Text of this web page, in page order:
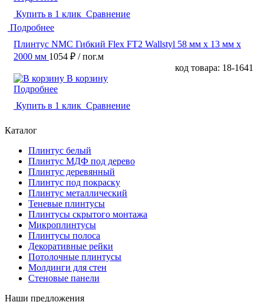
Купить в 1 клик Сравнение
Подробнее
Плинтус NMC Гибкий Flex FT2 Wallstyl 58 мм х 13 мм х
2000 мм 1054 ₽ / пог.м
код товара: 18-1641
В корзину
Подробнее
Купить в 1 клик Сравнение
Каталог
Плинтус белый
Плинтус МДФ под дерево
Плинтус деревянный
Плинтус под покраску
Плинтус металлический
Теневые плинтусы
Плинтусы скрытого монтажа
Микроплинтусы
Плинтусы полоса
Декоративные рейки
Потолочные плинтусы
Молдинги для стен
Стеновые панели
Наши предложения